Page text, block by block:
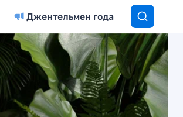
Джентельмен года